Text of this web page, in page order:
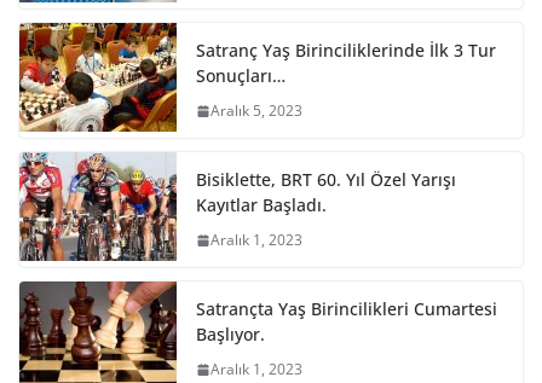
Satranç Yaş Birinciliklerinde İlk 3 Tur
Sonuçları…
Aralık 5, 2023
Bisiklette, BRT 60. Yıl Özel Yarışı
Kayıtlar Başladı.
Aralık 1, 2023
Satrançta Yaş Birincilikleri Cumartesi
Başlıyor.
Aralık 1, 2023